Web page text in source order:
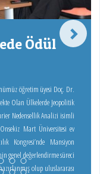
Ödül
öğretim üyesi Doç. Dr.
Olan Ülkelerde Jeopolitik
Nedensellik Analizi isimli
Mart Üniversitesi ev
Mansiyon
olup uluslararası